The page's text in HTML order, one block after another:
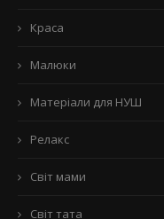
Краса
Малюки
Матеріали для НУШ
Релакс
Світ мами
Світ тата